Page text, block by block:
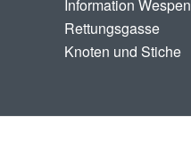
Information Wespen
Rettungsgasse
Knoten und Stiche